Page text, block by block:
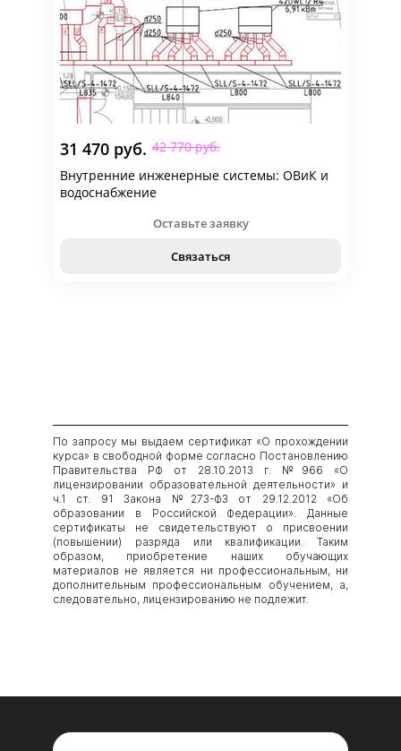
31 470 руб. 42 770 руб.
Внутренние инженерные системы: ОВиК и
водоснабжение
Оставьте заявку
Связаться
По запросу мы выдаем сертификат «О прохождении
курса» в свободной форме согласно Постановлению
Правительства РФ от 28.10.2013 г. №966 «О
лицензировании образовательной деятельности» и
ч.1 ст. 91 Закона №273-ФЗ от 29.12.2012 «Об
образовании в Российской Федерации». Данные
сертификаты не свидетельствуют о присвоении
(повышении) разряда или квалификации. Таким
образом, приобретение наших обучающих
материалов не является ни профессиональным, ни
дополнительным профессиональным обучением, а,
следовательно, лицензированию не подлежит.